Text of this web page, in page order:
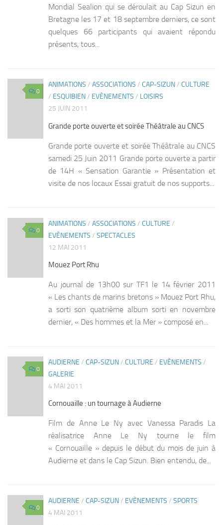
Mondial Sealion qui se déroulait au Cap Sizun en
Bretagne les 17 et 18 septembre derniers, ce sont
quelques 66 participants qui avaient répondu
présents, tous...
0
ANIMATIONS / ASSOCIATIONS / CAP-SIZUN/ CULTURE
/ ESQUIBIEN/ EVÈNEMENTS / LOISIRS
25 JUIN 2011
Grande porte ouverte et soirée Théâtrale au CNCS
Grande porte ouverte et soirée Théâtrale au CNCS
samedi 25 Juin 2011 Grande porte ouverte a partir
de 14H « Sensation Garantie » Présentation et
visite de nos locaux Essai gratuit de nos supports...
0
ANIMATIONS / ASSOCIATIONS / CULTURE /
EVÈNEMENTS / SPECTACLES
12 MAI 2011
Mouez Port Rhu
Au journal de 13h00 sur TF1 le 14 février 2011
« Les chants de marins bretons » Mouez Port Rhu,
a sorti son quatrième album sorti en novembre
dernier, « Des hommes et la Mer » composé en...
0
AUDIERNE / CAP-SIZUN/ CULTURE / EVÈNEMENTS /
GALERIE
4 MAI 2011
Cornouaille : un tournage à Audierne
Film de Anne Le Ny avec Vanessa Paradis La
réalisatrice Anne Le Ny tourne le film
« Cornouaille » depuis le début du mois de juin à
Audierne et dans le Cap Sizun. Bien entendu, de...
0
AUDIERNE / CAP-SIZUN/ EVÈNEMENTS / SPORTS
4 MAI 2011